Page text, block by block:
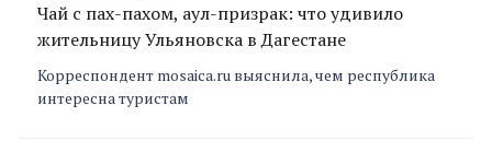
Чай с пах-пахом, аул-призрак: что удивило
жительницу Ульяновска в Дагестане
Корреспондент mosaica.ru выяснила, чем республика
интересна туристам